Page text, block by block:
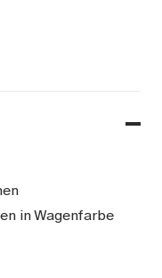
in Wagenfarbe